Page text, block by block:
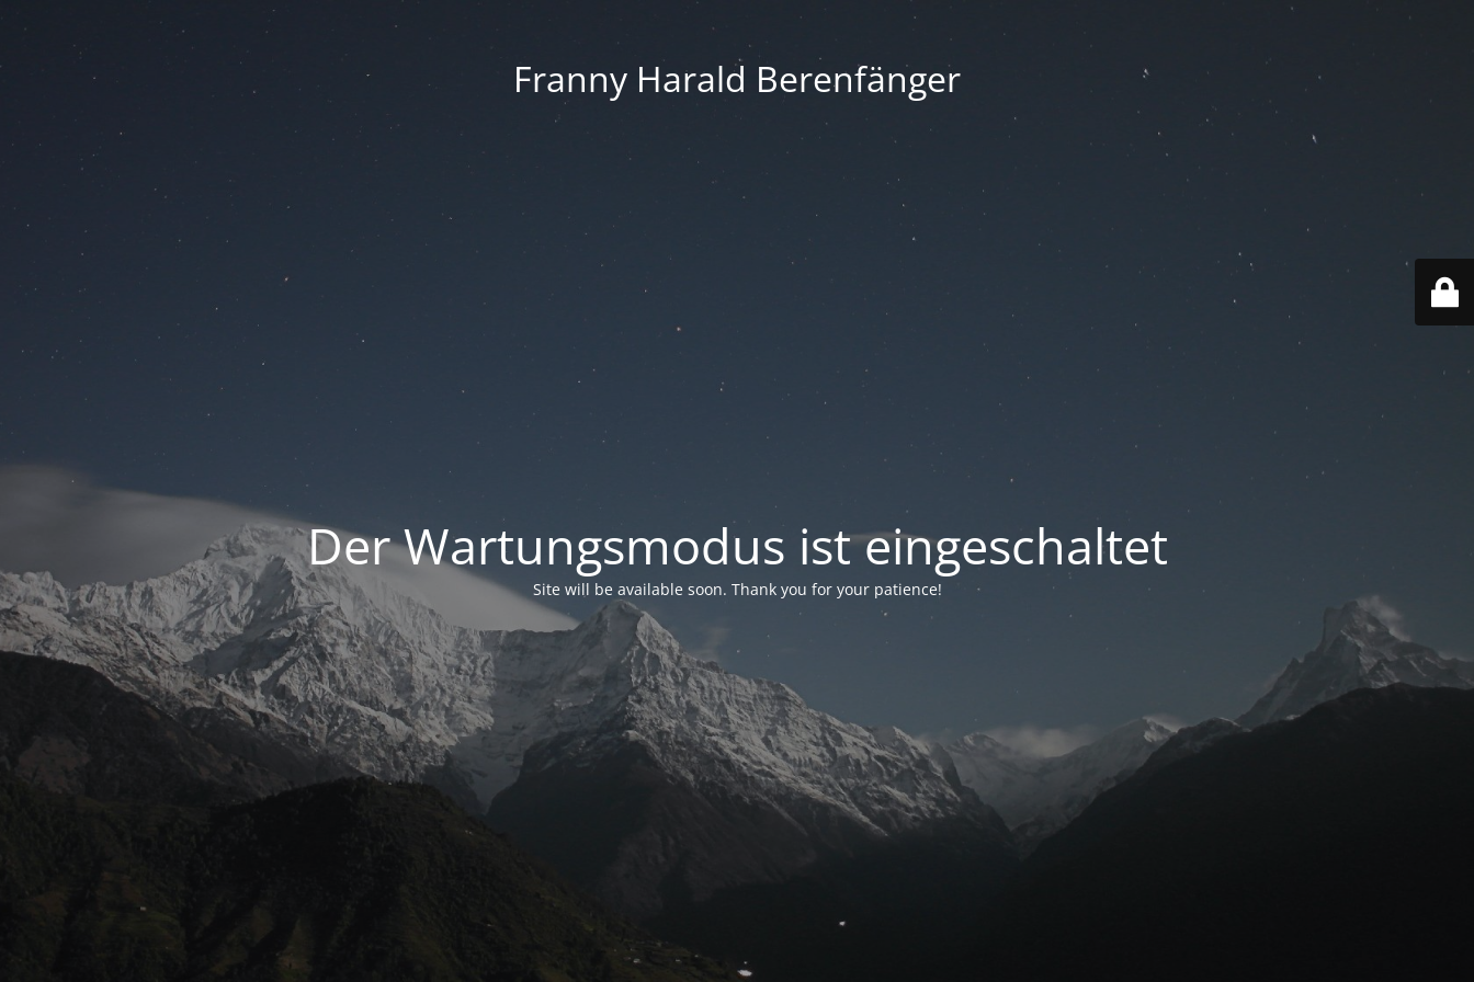
Franny Harald Berenfänger
Der Wartungsmodus ist eingeschaltet
Site will be available soon. Thank you for your patience!